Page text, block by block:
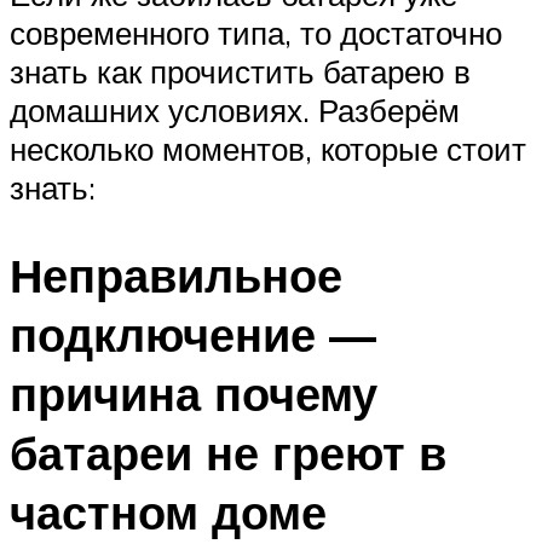
современного типа, то достаточно
знать как прочистить батарею в
домашних условиях. Разберём
несколько моментов, которые стоит
знать:
Неправильное
подключение —
причина почему
батареи не греют в
частном доме